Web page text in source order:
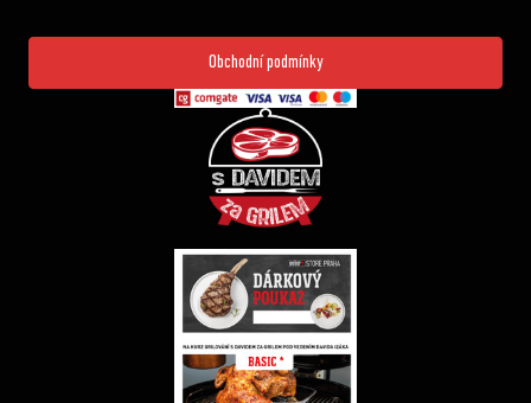
Obchodní podmínky